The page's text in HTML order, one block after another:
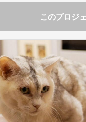
このプロジ